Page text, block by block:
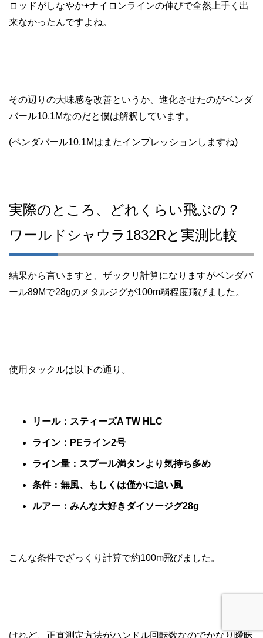
ロッドがしなやか+ナイロンラインの伸びで全然上手く出
来なかったんですよね。
その辺りの大味感を改善というか、進化させたのがベンダ
バール10.1Mなのだと僕は解釈しています。
(ベンダバール10.1Mはまたインプレッションしますね)
実際のところ、どれくらい飛ぶの？
ワールドシャウラ1832Rと実測比較
結果から言いますと、ザックリ計算になりますがベンダバ
ール89Mで28gのメタルジグが100m弱程度飛びました。
使用タックルは以下の通り。
リール：スティーズA TW HLC
ライン：PEライン2号
ライン量：スプール満タンより気持ち多め
条件：無風、もしくは僅かに追い風
ルアー：みんな大好きダイソージグ28g
こんな条件でざっくり計算で約100m飛びました。
けれど、正直測定方法がハンドル回転数なのでかなり曖昧